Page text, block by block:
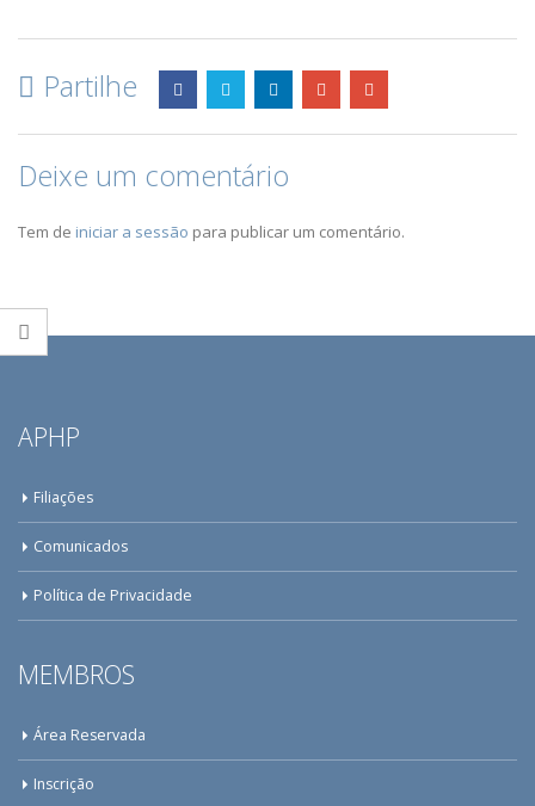
Partilhe
Deixe um comentário
Tem de iniciar a sessão para publicar um comentário.
APHP
Filiações
Comunicados
Política de Privacidade
MEMBROS
Área Reservada
Inscrição